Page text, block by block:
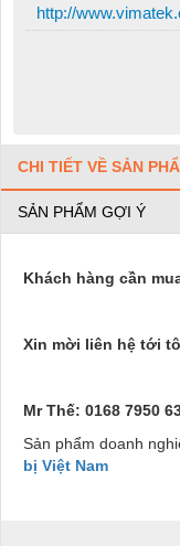
http://
CHI TIẾT VỀ SẢN
SẢN PHẨM GỢI Ý
Khách hàng cần
Xin mời liên hệ tới
Mr Thế: 0168 7950
Sản phẩm doanh
bị Việt Nam